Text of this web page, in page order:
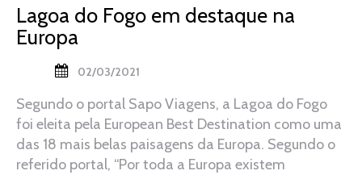
Lagoa do Fogo em destaque na
Europa
02/03/2021
Segundo o portal Sapo Viagens, a Lagoa do Fogo
foi eleita pela European Best Destination como uma
das 18 mais belas paisagens da Europa. Segundo o
referido portal, “Por toda a Europa existem